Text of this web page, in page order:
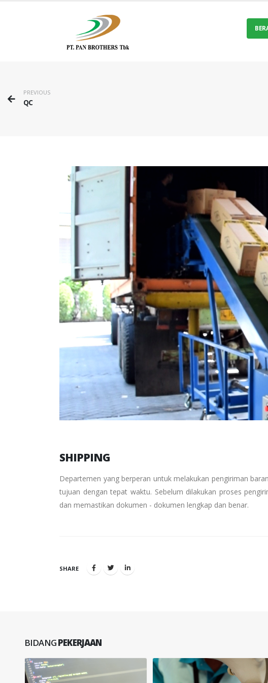
PREVIOUS
QC
SHIPPING
Departemen yang berperan untuk melakukan pengiriman
tujuan dengan tepat waktu. Sebelum dilakukan proses
dan memastikan dokumen - dokumen lengkap dan benar.
SHARE
BIDANGPEKERJAAN